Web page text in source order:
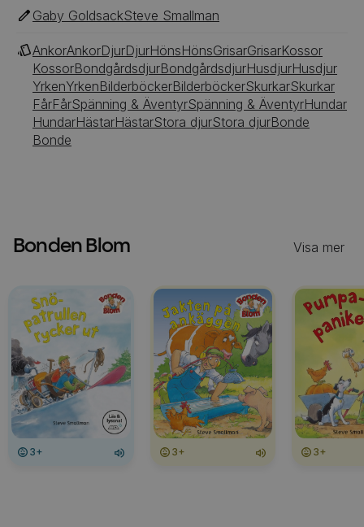
Gaby GoldsackSteve Smallman
AnkorAnkorDjurDjurHönsHönsGrisarGrisarKossor
KossorBondgårdsdjurBondgårdsdjurHusdjurHusdjur
YrkenYrkenBilderböckerBilderböckerSkurkarSkurkar
FårFårSpänning & ÄventyrSpänning & ÄventyrHundar
HundarHästarHästarStora djurStora djurBonde
Bonde
Bonden Blom Visa mer
3+ 3+ 3+